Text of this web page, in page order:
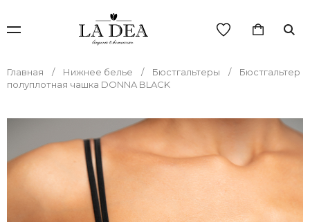
Главная Нижнее белье Бюстгальтеры
Бюстгальтер
полуплотная чашка DONNA BLACK